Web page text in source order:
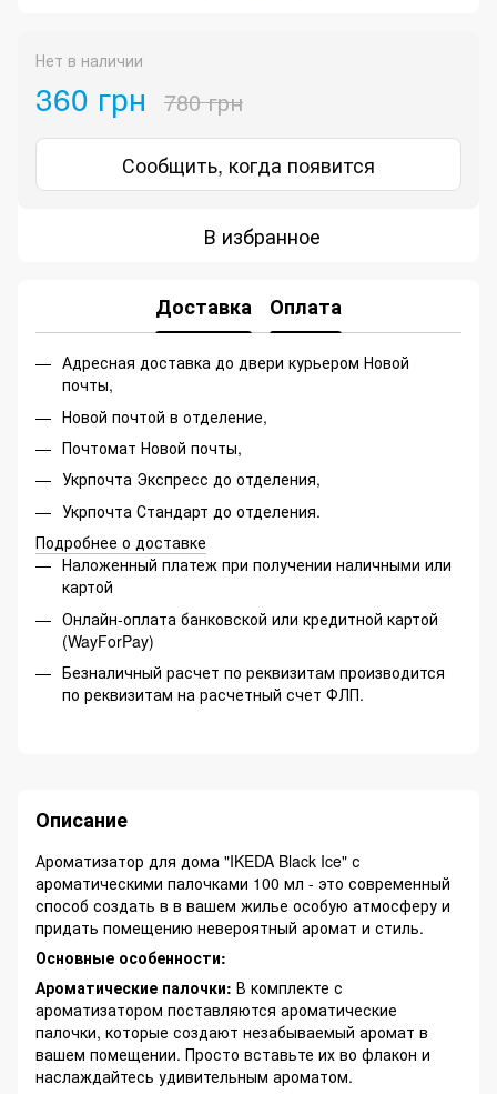
Нет в наличии
360 грн 780 грн
Сообщить, когда появится
В избранное
Доставка Оплата
Адресная доставка до двери курьером Новой
почты,
Новой почтой в отделение,
Почтомат Новой почты,
Укрпочта Экспресс до отделения,
Укрпочта Стандарт до отделения.
Подробнее о доставке
Наложенный платеж при получении наличными или
картой
Онлайн-оплата банковской или кредитной картой
(WayForPay)
Безналичный расчет по реквизитам производится
по реквизитам на расчетный счет ФЛП.
Описание
Ароматизатор для дома "IKEDA Black Ice" с
ароматическими палочками 100 мл - это современный
способ создать в в вашем жилье особую атмосферу и
придать помещению невероятный аромат и стиль.
Основные особенности:
Ароматические палочки: В комплекте с
ароматизатором поставляются ароматические
палочки, которые создают незабываемый аромат в
вашем помещении. Просто вставьте их во флакон и
наслаждайтесь удивительным ароматом.